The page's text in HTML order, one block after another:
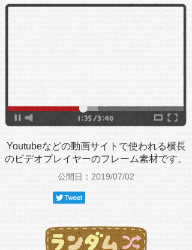
Youtubeなどの動画サイトで使われる横長
のビデオプレイヤーのフレーム素材です。
公開日：2019/07/02